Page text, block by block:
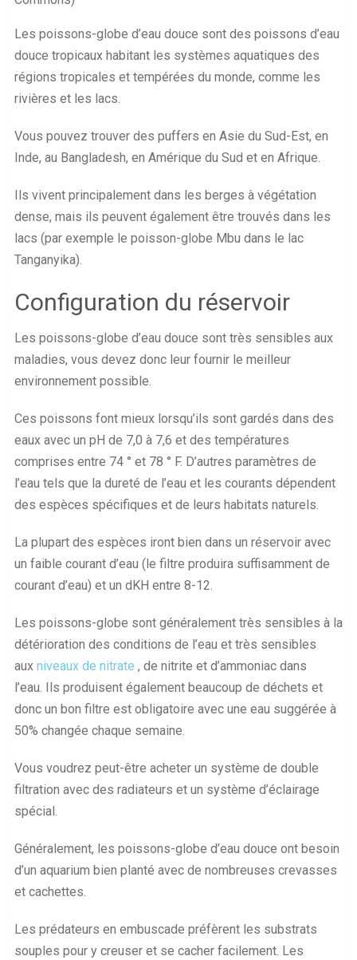
Les poissons-globe d’eau douce sont des poissons d’eau
douce tropicaux habitant les systèmes aquatiques des
régions tropicales et tempérées du monde, comme les
rivières et les lacs.
Vous pouvez trouver des puffers en Asie du Sud-Est, en
Inde, au Bangladesh, en Amérique du Sud et en Afrique.
Ils vivent principalement dans les berges à végétation
dense, mais ils peuvent également être trouvés dans les
lacs (par exemple le poisson-globe Mbu dans le lac
Tanganyika).
Configuration du réservoir
Les poissons-globe d’eau douce sont très sensibles aux
maladies, vous devez donc leur fournir le meilleur
environnement possible.
Ces poissons font mieux lorsqu’ils sont gardés dans des
eaux avec un pH de 7,0 à 7,6 et des températures
comprises entre 74 ° et 78 ° F. D’autres paramètres de
l’eau tels que la dureté de l’eau et les courants dépendent
des espèces spécifiques et de leurs habitats naturels.
La plupart des espèces iront bien dans un réservoir avec
un faible courant d’eau (le filtre produira suffisamment de
courant d’eau) et un dKH entre 8-12.
Les poissons-globe sont généralement très sensibles à la
détérioration des conditions de l’eau et très sensibles
aux niveaux de nitrate , de nitrite et d’ammoniac dans
l’eau. Ils produisent également beaucoup de déchets et
donc un bon filtre est obligatoire avec une eau suggérée à
50% changée chaque semaine.
Vous voudrez peut-être acheter un système de double
filtration avec des radiateurs et un système d’éclairage
spécial.
Généralement, les poissons-globe d’eau douce ont besoin
d’un aquarium bien planté avec de nombreuses crevasses
et cachettes.
Les prédateurs en embuscade préfèrent les substrats
souples pour y creuser et se cacher facilement. Les